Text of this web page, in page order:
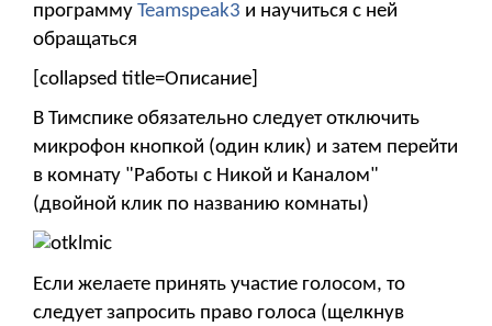
программу Teamspeak3 и научиться с ней
обращаться
[collapsed title=Описание]
В Тимспике обязательно следует отключить
микрофон кнопкой (один клик) и затем перейти
в комнату "Работы с Никой и Каналом"
(двойной клик по названию комнаты)
Если желаете принять участие голосом, то
следует запросить право голоса (щелкнув